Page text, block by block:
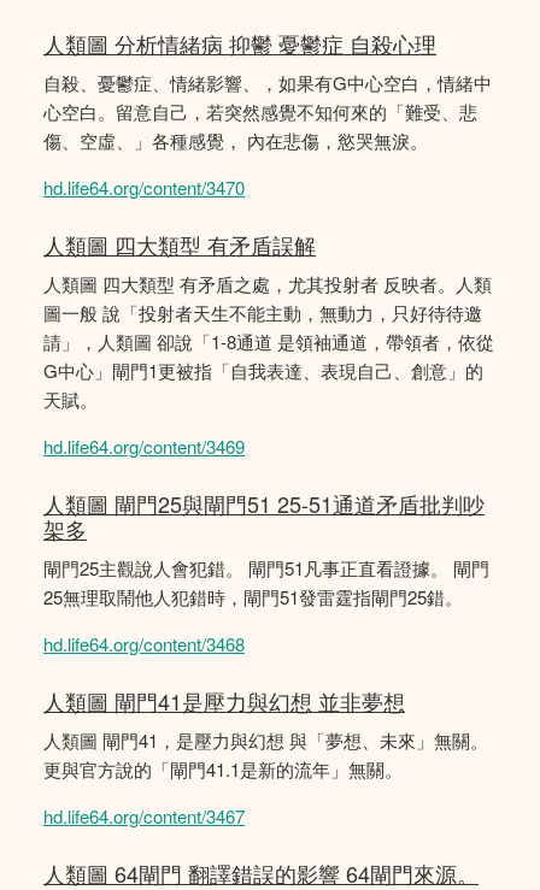
人類圖 分析情緒病 抑鬱 憂鬱症 自殺心理
自殺、憂鬱症、情緒影響、，如果有G中心空白，情緒中
心空白。留意自己，若突然感覺不知何來的「難受、悲
傷、空虛、」各種感覺， 內在悲傷，慾哭無淚。
hd.life64.org/content/3470
人類圖 四大類型 有矛盾誤解
人類圖 四大類型 有矛盾之處，尤其投射者 反映者。人類
圖一般 說「投射者天生不能主動，無動力，只好待待邀
請」，人類圖 卻說「1-8通道 是領袖通道，帶領者，依從
G中心」閘門1更被指「自我表達、表現自己、創意」的
天賦。
hd.life64.org/content/3469
人類圖 閘門25與閘門51 25-51通道矛盾批判吵
架多
閘門25主觀說人會犯錯。 閘門51凡事正直看證據。 閘門
25無理取鬧他人犯錯時，閘門51發雷霆指閘門25錯。
hd.life64.org/content/3468
人類圖 閘門41是壓力與幻想 並非夢想
人類圖 閘門41，是壓力與幻想 與「夢想、未來」無關。
更與官方說的「閘門41.1是新的流年」無關。
hd.life64.org/content/3467
人類圖 64閘門 翻譯錯誤的影響 64閘門來源。